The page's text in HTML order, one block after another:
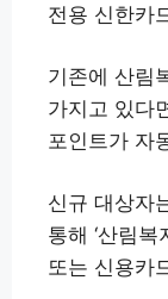
전용 신한카
기존에 산림
가지고 있다
포인트가 자
신규 대상자
통해 ‘산림
또는 신용카